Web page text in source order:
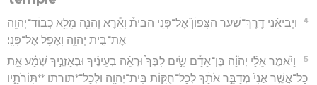
4
וַיְבִיאֵ֜נִי דֶּֽרֶךְ־שַׁ֣עַר הַצָּפוֹן֮ אֶל־פְּנֵ֣י הַבַּיִת֒ וָאֵ֕רֶא וְהִנֵּ֛ה מָלֵ֥א כְבוֹד־יְהוָ֖ה
אֶת־בֵּ֣ית יְהוָ֑ה וָאֶפֹּ֖ל אֶל־פָּנָֽי׃
5
וַיֹּ֨אמֶר אֵלַ֜י יְהֹוָ֗ה בֶּן־אָדָ֡ם שִׂ֣ים לִבְּךָ֩ וּרְאֵ֨ה בְעֵינֶ֜יךָ וּבְאָזְנֶ֣יךָ שְּׁמָ֗ע אֵ֣ת
כָּל־אֲשֶׁ֤ר אֲנִי֙ מְדַבֵּ֣ר אֹתָ֔ךְ לְכָל־חֻקּ֥וֹת בֵּית־יְהוָ֖ה וּלְכָל־*תורתו **תּֽוֹרֹתָ֑יו